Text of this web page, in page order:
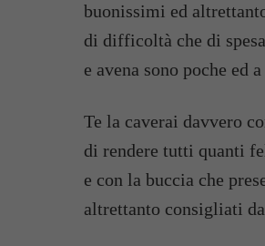
buonissimi ed
di difficoltà che di
e avena sono poche ed
Te la caverai davvero
di rendere tutti quanti
e con la buccia che
altrettanto consigliati